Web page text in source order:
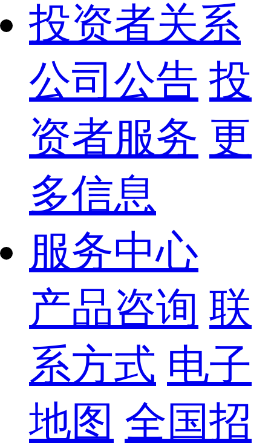
投资者关系
公司公告 投
资者服务 更
多信息
服务中心
产品咨询 联
系方式 电子
地图 全国招